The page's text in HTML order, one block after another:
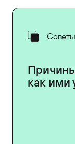
Советы
как ими